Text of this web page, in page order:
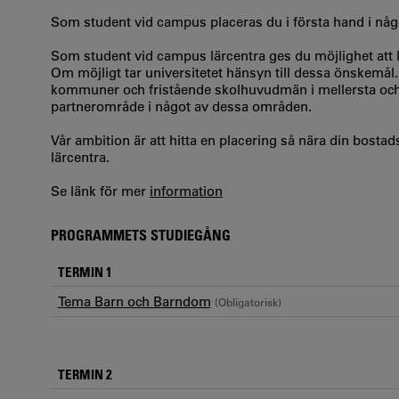
Som student vid campus placeras du i första hand i
Som student vid campus lärcentra ges du möjlighet
Om möjligt tar universitetet hänsyn till dessa
kommuner och fristående skolhuvudmän i mellersta
partnerområde i något av dessa områden.
Vår ambition är att hitta en placering så nära din
lärcentra.
Se länk för mer information
PROGRAMMETS STUDIEGÅNG
TERMIN 1
Tema Barn och Barndom (Obligatorisk)
TERMIN 2